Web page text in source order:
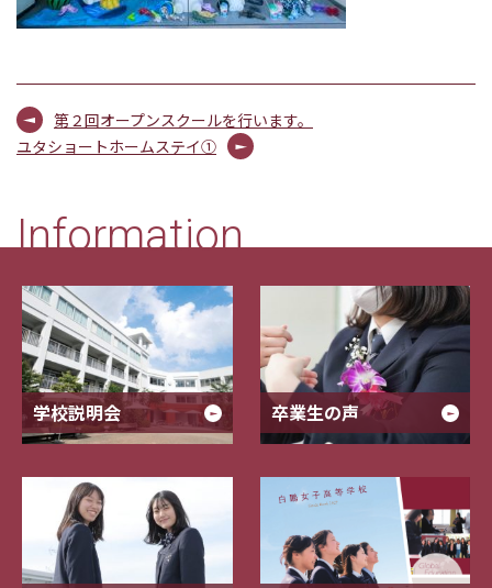
第２回オープンスクールを行います。
ユタショートホームステイ①
Information
学校説明会 卒業生の声